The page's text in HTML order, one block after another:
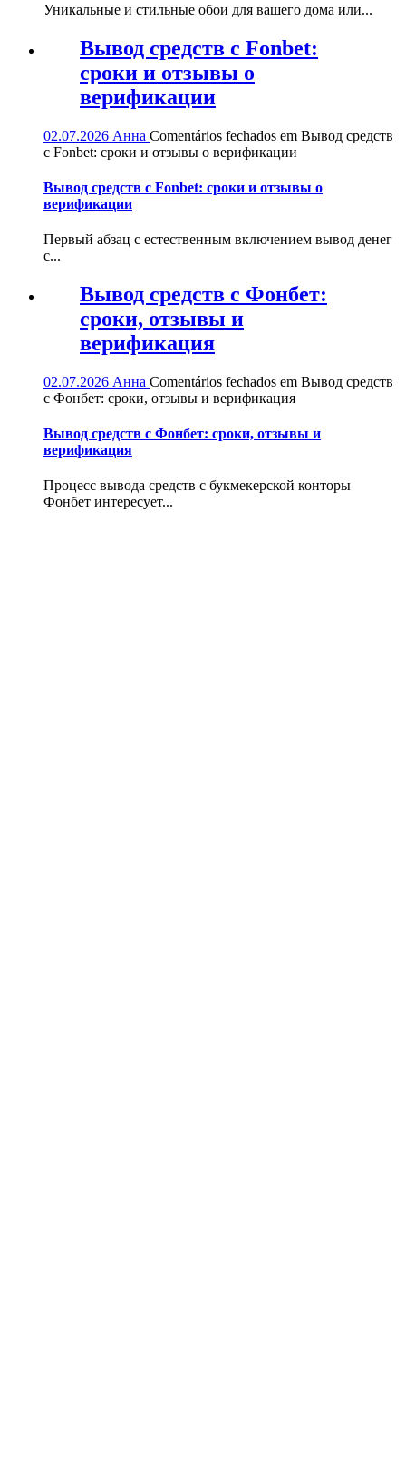
Уникальные и стильные обои для вашего дома или...
Вывод средств с Fonbet:
сроки и отзывы о
верификации
02.07.2026 Анна Comentários fechados em Вывод средств
с Fonbet: сроки и отзывы о верификации
Вывод средств с Fonbet: сроки и отзывы о
верификации
Первый абзац с естественным включением вывод денег
с...
Вывод средств с Фонбет:
сроки, отзывы и
верификация
02.07.2026 Анна Comentários fechados em Вывод средств
с Фонбет: сроки, отзывы и верификация
Вывод средств с Фонбет: сроки, отзывы и
верификация
Процесс вывода средств с букмекерской конторы
Фонбет интересует...